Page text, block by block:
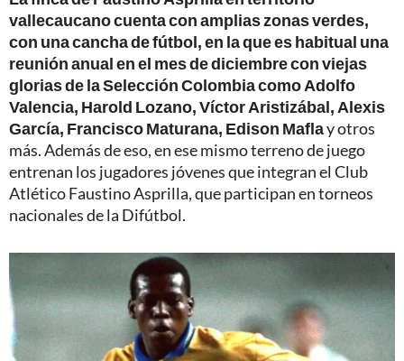
vallecaucano cuenta con amplias zonas verdes,
con una cancha de fútbol, en la que es habitual una
reunión anual en el mes de diciembre con viejas
glorias de laSelección ColombiacomoAdolfo
Valencia, Harold Lozano, Víctor Aristizábal, Alexis
García, Francisco Maturana, Edison Maflay otros
más. Además de eso, en ese mismo terreno de juego
entrenan los jugadores jóvenes que integran el Club
Atlético Faustino Asprilla, que participan en torneos
nacionales de la Difútbol.